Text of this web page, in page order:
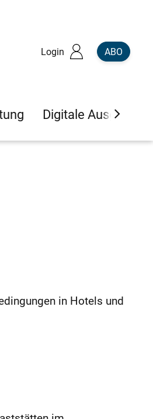
Login ABO
Digitale Ausgaben
in Hotels und